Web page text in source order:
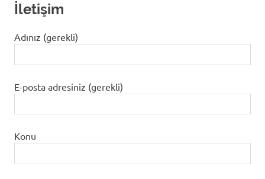
İletişim
Adınız (gerekli)
E-posta adresiniz (gerekli)
Konu